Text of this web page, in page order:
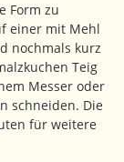
Form zu
einer mit Mehl
nochmals kurz
Teig
Messer oder
schneiden. Die
für weitere